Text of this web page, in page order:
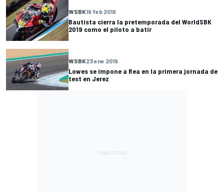
WSBK19 feb 2019
Bautista cierra la pretemporada del WorldSBK
2019 como el piloto a batir
WSBK23 ene 2019
Lowes se impone a Rea en la primera jornada de
test en Jerez